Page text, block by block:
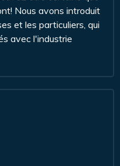
Nous avons introduit
et les particuliers, qui
avec l'industrie